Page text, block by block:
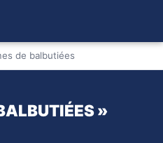
de balbutiées
»